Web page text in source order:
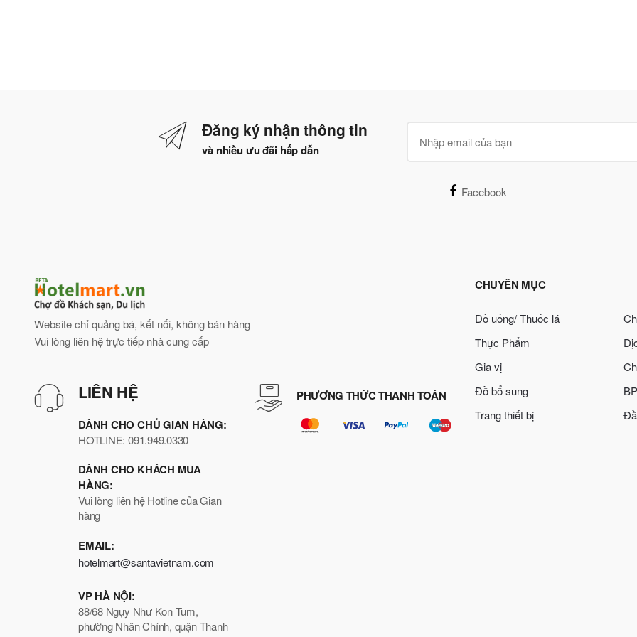
Đăng ký nhận thông tin
và nhiều ưu đãi hấp dẫn
Facebook
Website chỉ quảng bá, kết nối, không bán hàng
Vui lòng liên hệ trực tiếp nhà cung cấp
LIÊN HỆ
DÀNH CHO CHỦ GIAN HÀNG:
HOTLINE: 091.949.0330
DÀNH CHO KHÁCH MUA
HÀNG:
Vui lòng liên hệ Hotline của Gian
hàng
EMAIL:
hotelmart@santavietnam.com
VP HÀ NỘI:
88/68 Ngụy Như Kon Tum,
phường Nhân Chính, quận Thanh
PHƯƠNG THỨC THANH TOÁN
CHUYÊN MỤC
Đồ uống/ Thuốc lá
Thực Phẩm
Gia vị
Đồ bổ sung
Trang thiết bị